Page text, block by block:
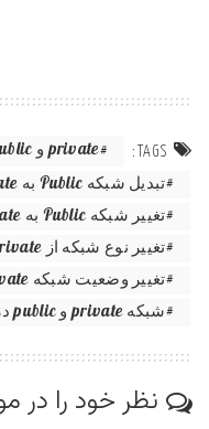
TAGS:
private و public در ویندوز
تبدیل شبکه Public به Private در ویندوز
تغییر شبکه Public به Private یا برعکس
تغییر نوع شبکه از private به public
تغییر وضعیت شبکه private و public
شبکه private و public در ویندوز
نظر خود را در